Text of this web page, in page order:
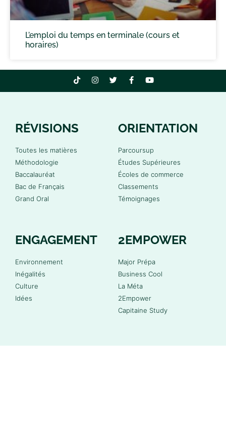
L’emploi du temps en terminale (cours et
horaires)
RÉVISIONS
Toutes les matières
Méthodologie
Baccalauréat
Bac de Français
Grand Oral
ORIENTATION
Parcoursup
Études Supérieures
Écoles de commerce
Classements
Témoignages
ENGAGEMENT
Environnement
Inégalités
Culture
Idées
2EMPOWER
Major Prépa
Business Cool
La Méta
2Empower
Capitaine Study